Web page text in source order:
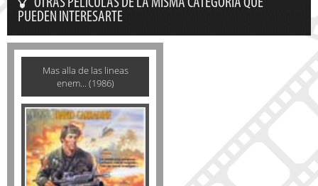
OTRAS PELÍCULAS DE LA MISMA CATEGORÍA QUE
PUEDEN INTERESARTE
Mas alla de las lineas
enem... (1986)